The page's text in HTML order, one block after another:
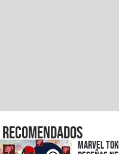
Recomendados
Marvel